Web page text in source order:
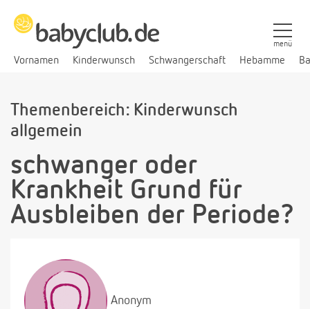
Vornamen Kinderwunsch Schwangerschaft Hebamme
menü
Themenbereich: Kinderwunsch
allgemein
schwanger oder
Krankheit Grund für
Ausbleiben der Periode?
Anonym